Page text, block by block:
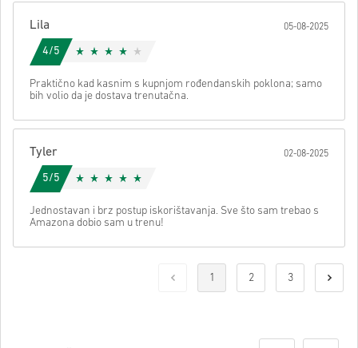
Lila 05-08-2025
4/5
Praktično kad kasnim s kupnjom rođendanskih poklona; samo
bih volio da je dostava trenutačna.
Tyler 02-08-2025
5/5
Jednostavan i brz postup iskorištavanja. Sve što sam trebao s
Amazona dobio sam u trenu!
1 2 3